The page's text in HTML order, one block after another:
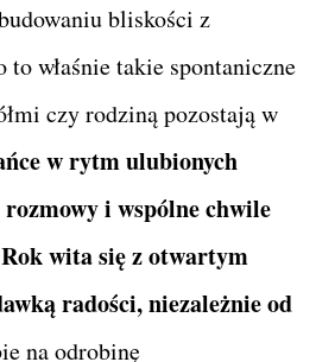
bliskości z
właśnie takie spontaniczne
czy rodziną pozostają w
w rytm ulubionych
i wspólne chwile
wita się z otwartym
radości, niezależnie od
na odrobinę